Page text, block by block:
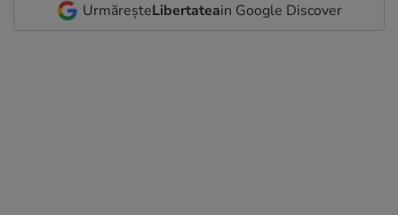
UrmăreșteLibertateain Google Discover